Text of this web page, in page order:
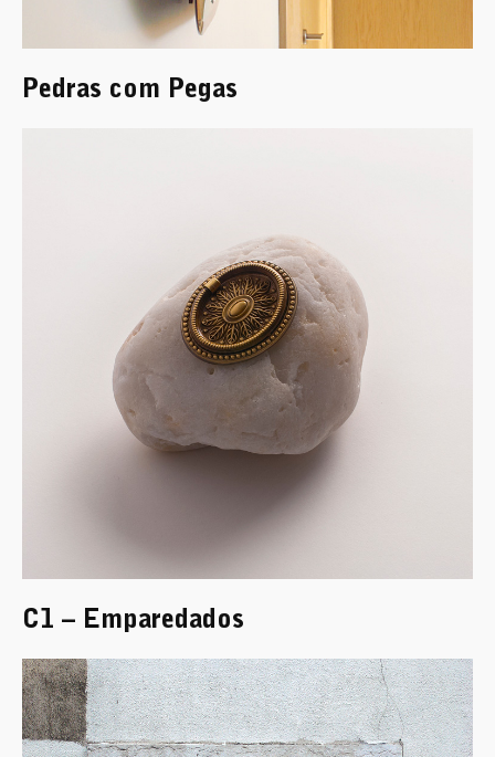
Pedras com Pegas
C1 – Emparedados